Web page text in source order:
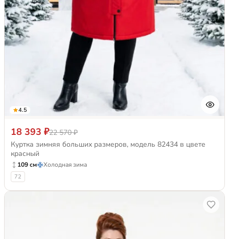
4.5
18 393 ₽22 570 ₽
Куртка зимняя больших размеров, модель 82434 в цвете
красный
109 см Холодная зима
72